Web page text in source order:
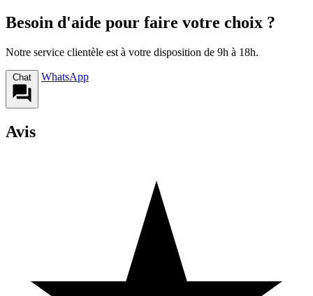
Besoin d'aide pour faire votre choix ?
Notre service clientèle est à votre disposition de 9h à 18h.
Chat WhatsApp
Avis